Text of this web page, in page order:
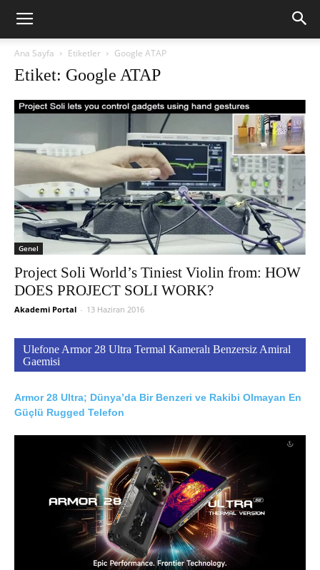
Ana Sayfa Etiketler Google ATAP
Etiket: Google ATAP
Genel
Project Soli World’s Tiniest Violin from: HOW
DOES PROJECT SOLI WORK?
Akademi Portal - 13 Haziran 2016
Ulefone Armor 28 Ultra Termal Kameralı Benzersiz Amiral
Gaemisi
Armor 28 Ultra; Dünya’da Bir Benzeri ve Rakibi Olmayan En
Güçlü Rugged Telefon